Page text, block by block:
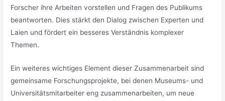
Forscher ihre Arbeiten vorstellen und Fragen des Publikums
beantworten. Dies stärkt den Dialog zwischen Experten und
Laien und fördert ein besseres Verständnis komplexer
Themen.
Ein weiteres wichtiges Element dieser Zusammenarbeit sind
gemeinsame Forschungsprojekte, bei denen Museums- und
Universitätsmitarbeiter eng zusammenarbeiten, um neue